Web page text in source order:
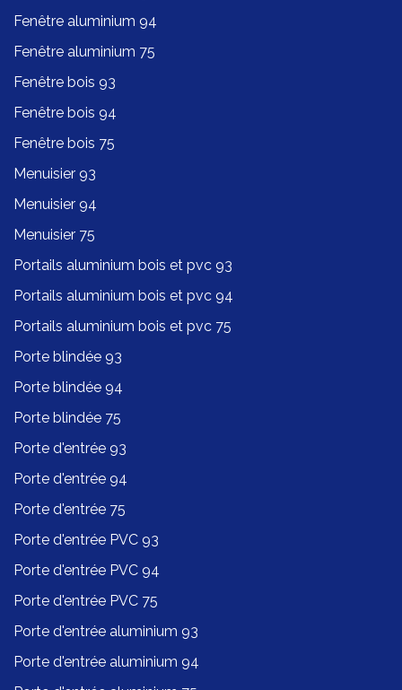
Fenêtre aluminium 94
Fenêtre aluminium 75
Fenêtre bois 93
Fenêtre bois 94
Fenêtre bois 75
Menuisier 93
Menuisier 94
Menuisier 75
Portails aluminium bois et pvc 93
Portails aluminium bois et pvc 94
Portails aluminium bois et pvc 75
Porte blindée 93
Porte blindée 94
Porte blindée 75
Porte d'entrée 93
Porte d'entrée 94
Porte d'entrée 75
Porte d'entrée PVC 93
Porte d'entrée PVC 94
Porte d'entrée PVC 75
Porte d'entrée aluminium 93
Porte d'entrée aluminium 94